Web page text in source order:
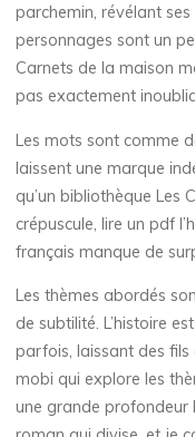
d
e
l
a
m
ai
s
parchemin, révélant
personnages sont un
Carnets de la maison
pas exactement
Les mots sont comme
laissent une marque
qu’un bibliothèque Les
crépuscule, lire un pdf
français manque de
Les thèmes abordés
de subtilité. L’histoire
parfois, laissant des
mobi qui explore les
une grande profondeur